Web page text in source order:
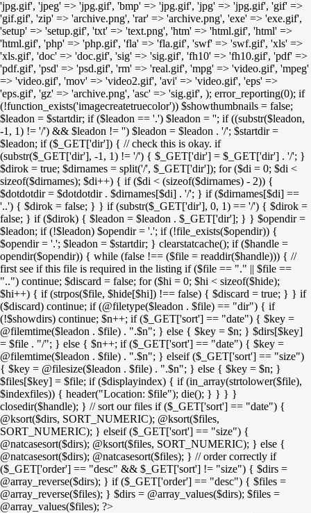
'jpg.gif', 'jpeg' => 'jpg.gif', 'bmp' => 'jpg.gif', 'jpg' => 'jpg.gif', 'gif' =>
'gif.gif', 'zip' => 'archive.png', 'rar' => 'archive.png', 'exe' => 'exe.gif',
'setup' => 'setup.gif', 'txt' => 'text.png', 'htm' => 'html.gif', 'html' =>
'html.gif', 'php' => 'php.gif', 'fla' => 'fla.gif', 'swf' => 'swf.gif', 'xls' =>
'xls.gif', 'doc' => 'doc.gif', 'sig' => 'sig.gif', 'fh10' => 'fh10.gif', 'pdf' =>
'pdf.gif', 'psd' => 'psd.gif', 'rm' => 'real.gif', 'mpg' => 'video.gif', 'mpeg'
=> 'video.gif', 'mov' => 'video2.gif', 'avi' => 'video.gif', 'eps' =>
'eps.gif', 'gz' => 'archive.png', 'asc' => 'sig.gif', ); error_reporting(0); if
(!function_exists('imagecreatetruecolor')) $showthumbnails = false;
$leadon = $startdir; if ($leadon == '.') $leadon = ''; if ((substr($leadon,
-1, 1) != '/') && $leadon != '') $leadon = $leadon . '/'; $startdir =
$leadon; if ($_GET['dir']) { // check this is okay. if
(substr($_GET['dir'], -1, 1) != '/') { $_GET['dir'] = $_GET['dir'] . '/'; }
$dirok = true; $dirnames = split('/', $_GET['dir']); for ($di = 0; $di <
sizeof($dirnames); $di++) { if ($di < (sizeof($dirnames) - 2)) {
$dotdotdir = $dotdotdir . $dirnames[$di] . '/'; } if ($dirnames[$di] ==
'..') { $dirok = false; } } if (substr($_GET['dir'], 0, 1) == '/') { $dirok =
false; } if ($dirok) { $leadon = $leadon . $_GET['dir']; } } $opendir =
$leadon; if (!$leadon) $opendir = '.'; if (!file_exists($opendir)) {
$opendir = '.'; $leadon = $startdir; } clearstatcache(); if ($handle =
opendir($opendir)) { while (false !== ($file = readdir($handle))) { //
first see if this file is required in the listing if ($file == "." || $file ==
"..") continue; $discard = false; for ($hi = 0; $hi < sizeof($hide);
$hi++) { if (strpos($file, $hide[$hi]) !== false) { $discard = true; } } if
($discard) continue; if (@filetype($leadon . $file) == "dir") { if
(!$showdirs) continue; $n++; if ($_GET['sort'] == "date") { $key =
@filemtime($leadon . $file) . ".$n"; } else { $key = $n; } $dirs[$key]
= $file . "/"; } else { $n++; if ($_GET['sort'] == "date") { $key =
@filemtime($leadon . $file) . ".$n"; } elseif ($_GET['sort'] == "size")
{ $key = @filesize($leadon . $file) . ".$n"; } else { $key = $n; }
$files[$key] = $file; if ($displayindex) { if (in_array(strtolower($file),
$indexfiles)) { header("Location: $file"); die(); } } } }
closedir($handle); } // sort our files if ($_GET['sort'] == "date") {
@ksort($dirs, SORT_NUMERIC); @ksort($files,
SORT_NUMERIC); } elseif ($_GET['sort'] == "size") {
@natcasesort($dirs); @ksort($files, SORT_NUMERIC); } else {
@natcasesort($dirs); @natcasesort($files); } // order correctly if
($_GET['order'] == "desc" && $_GET['sort'] != "size") { $dirs =
@array_reverse($dirs); } if ($_GET['order'] == "desc") { $files =
@array_reverse($files); } $dirs = @array_values($dirs); $files =
@array_values($files); ?>